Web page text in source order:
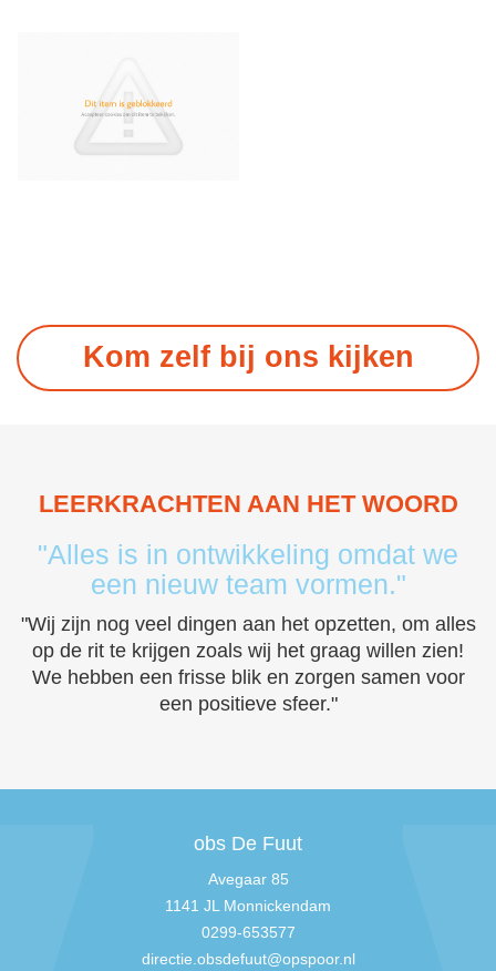
Kom zelf bij ons kijken
LEERKRACHTEN AAN HET WOORD
"Alles is in ontwikkeling omdat we
een nieuw team vormen."
"Wij zijn nog veel dingen aan het opzetten, om alles
op de rit te krijgen zoals wij het graag willen zien!
We hebben een frisse blik en zorgen samen voor
een positieve sfeer."
obs De Fuut
Avegaar 85
1141 JL Monnickendam
0299-653577
directie.obsdefuut@opspoor.nl